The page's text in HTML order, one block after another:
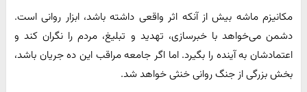
مکانیزم ماشه بیش از آنکه اثر واقعی داشته باشد، ابزار روانی است.
دشمن می‌خواهد با خبرسازی، تهدید و تبلیغ، مردم را نگران کند و
اعتمادشان به آینده را بگیرد. اما اگر جامعه مراقب این ده جریان باشد،
بخش بزرگی از جنگ روانی خنثی خواهد شد.